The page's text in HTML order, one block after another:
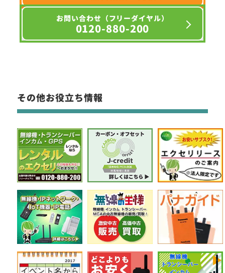
お問い合わせ（フリーダイヤル）
0120-880-200
その他お役立ち情報